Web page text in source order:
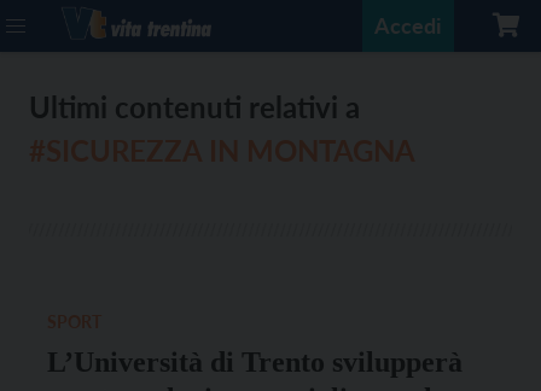
Accedi
Ultimi contenuti relativi a
L’Università di Trento svilupperà